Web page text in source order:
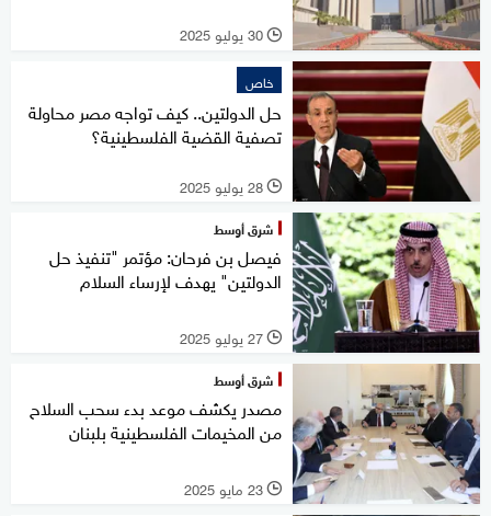
l 30 يوليو 2025
خاص
حل الدولتين.. كيف تواجه مصر محاولة
تصفية القضية الفلسطينية؟
l 28 يوليو 2025
شرق أوسط
فيصل بن فرحان: مؤتمر "تنفيذ حل
الدولتين" يهدف لإرساء السلام
l 27 يوليو 2025
شرق أوسط
مصدر يكشف موعد بدء سحب السلاح
من المخيمات الفلسطينية بلبنان
l 23 مايو 2025